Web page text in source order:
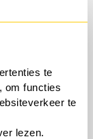
te
om functies
te
lezen.
Frankrijk
zonder
bij een